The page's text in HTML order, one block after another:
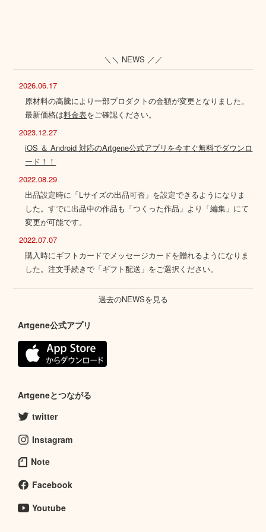
＼＼ NEWS ／／
2026.06.17
原材料の高騰により一部プロダクトの金額が変更となりました。
最新価格は料金表をご確認ください。
2023.12.27
iOS ＆ Android 対応のArtgene公式アプリを今すぐ無料でダウンロ
ード！！
2022.08.29
出品設定時に「Lサイズの出品可否」を設定できるようになりま
した。すでに出品中の作品も「つくった作品」より「編集」にて
変更が可能です。
2022.07.07
購入時にギフトカードでメッセージカードを贈れるようになりま
した。注文手続きで「ギフト配送」をご選択ください。
過去のNEWSを見る
Artgene公式アプリ
Artgeneとつながる
twitter
Instagram
Note
Facebook
Youtube